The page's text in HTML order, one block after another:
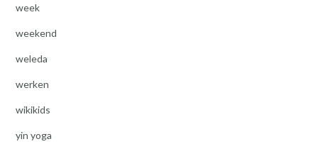
week
weekend
weleda
werken
wikikids
yin yoga